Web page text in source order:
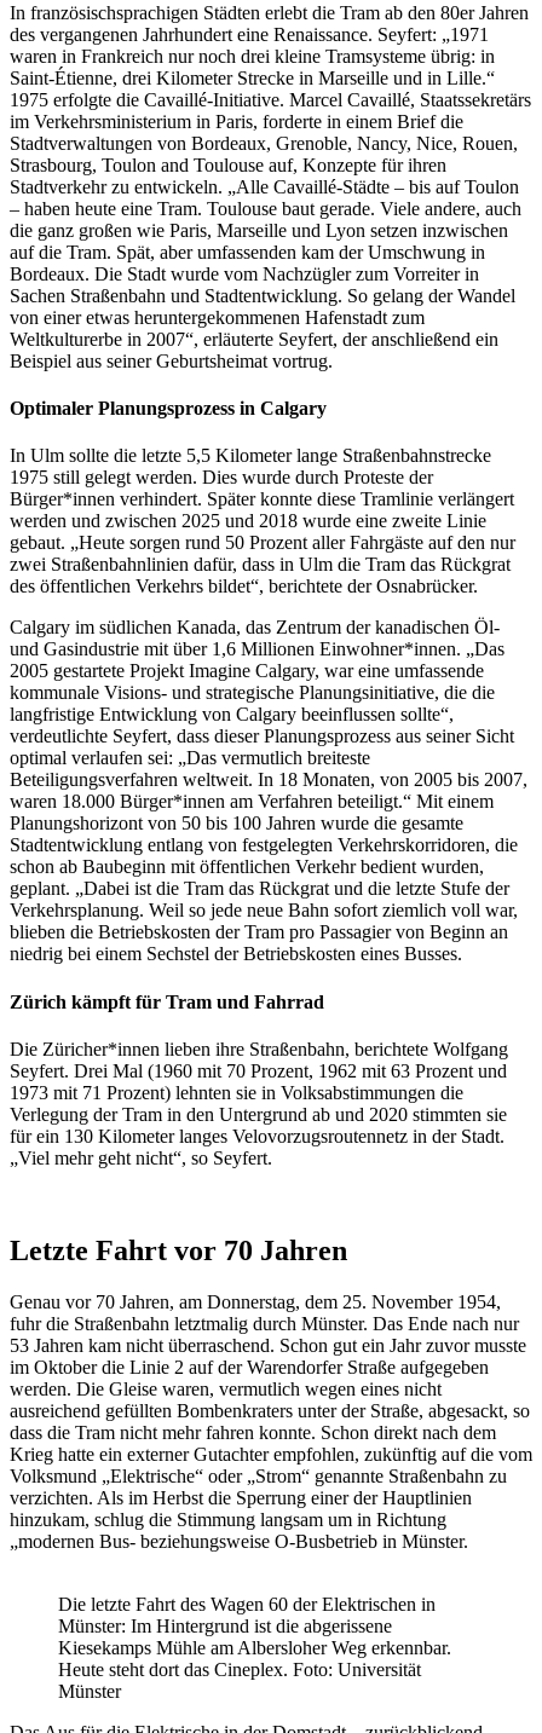
In französischsprachigen Städten erlebt die Tram ab den 80er Jahren
des vergangenen Jahrhundert eine Renaissance. Seyfert: „1971
waren in Frankreich nur noch drei kleine Tramsysteme übrig: in
Saint-Étienne, drei Kilometer Strecke in Marseille und in Lille.“
1975 erfolgte die Cavaillé-Initiative. Marcel Cavaillé, Staatssekretärs
im Verkehrsministerium in Paris, forderte in einem Brief die
Stadtverwaltungen von Bordeaux, Grenoble, Nancy, Nice, Rouen,
Strasbourg, Toulon and Toulouse auf, Konzepte für ihren
Stadtverkehr zu entwickeln. „Alle Cavaillé-Städte – bis auf Toulon
– haben heute eine Tram. Toulouse baut gerade. Viele andere, auch
die ganz großen wie Paris, Marseille und Lyon setzen inzwischen
auf die Tram. Spät, aber umfassenden kam der Umschwung in
Bordeaux. Die Stadt wurde vom Nachzügler zum Vorreiter in
Sachen Straßenbahn und Stadtentwicklung. So gelang der Wandel
von einer etwas heruntergekommenen Hafenstadt zum
Weltkulturerbe in 2007“, erläuterte Seyfert, der anschließend ein
Beispiel aus seiner Geburtsheimat vortrug.
Optimaler Planungsprozess in Calgary
In Ulm sollte die letzte 5,5 Kilometer lange Straßenbahnstrecke
1975 still gelegt werden. Dies wurde durch Proteste der
Bürger*innen verhindert. Später konnte diese Tramlinie verlängert
werden und zwischen 2025 und 2018 wurde eine zweite Linie
gebaut. „Heute sorgen rund 50 Prozent aller Fahrgäste auf den nur
zwei Straßenbahnlinien dafür, dass in Ulm die Tram das Rückgrat
des öffentlichen Verkehrs bildet“, berichtete der Osnabrücker.
Calgary im südlichen Kanada, das Zentrum der kanadischen Öl-
und Gasindustrie mit über 1,6 Millionen Einwohner*innen. „Das
2005 gestartete Projekt Imagine Calgary, war eine umfassende
kommunale Visions- und strategische Planungsinitiative, die die
langfristige Entwicklung von Calgary beeinflussen sollte“,
verdeutlichte Seyfert, dass dieser Planungsprozess aus seiner Sicht
optimal verlaufen sei: „Das vermutlich breiteste
Beteiligungsverfahren weltweit. In 18 Monaten, von 2005 bis 2007,
waren 18.000 Bürger*innen am Verfahren beteiligt.“ Mit einem
Planungshorizont von 50 bis 100 Jahren wurde die gesamte
Stadtentwicklung entlang von festgelegten Verkehrskorridoren, die
schon ab Baubeginn mit öffentlichen Verkehr bedient wurden,
geplant. „Dabei ist die Tram das Rückgrat und die letzte Stufe der
Verkehrsplanung. Weil so jede neue Bahn sofort ziemlich voll war,
blieben die Betriebskosten der Tram pro Passagier von Beginn an
niedrig bei einem Sechstel der Betriebskosten eines Busses.
Zürich kämpft für Tram und Fahrrad
Die Züricher*innen lieben ihre Straßenbahn, berichtete Wolfgang
Seyfert. Drei Mal (1960 mit 70 Prozent, 1962 mit 63 Prozent und
1973 mit 71 Prozent) lehnten sie in Volksabstimmungen die
Verlegung der Tram in den Untergrund ab und 2020 stimmten sie
für ein 130 Kilometer langes Velovorzugsroutennetz in der Stadt.
„Viel mehr geht nicht“, so Seyfert.
Letzte Fahrt vor 70 Jahren
Genau vor 70 Jahren, am Donnerstag, dem 25. November 1954,
fuhr die Straßenbahn letztmalig durch Münster. Das Ende nach nur
53 Jahren kam nicht überraschend. Schon gut ein Jahr zuvor musste
im Oktober die Linie 2 auf der Warendorfer Straße aufgegeben
werden. Die Gleise waren, vermutlich wegen eines nicht
ausreichend gefüllten Bombenkraters unter der Straße, abgesackt, so
dass die Tram nicht mehr fahren konnte. Schon direkt nach dem
Krieg hatte ein externer Gutachter empfohlen, zukünftig auf die vom
Volksmund „Elektrische“ oder „Strom“ genannte Straßenbahn zu
verzichten. Als im Herbst die Sperrung einer der Hauptlinien
hinzukam, schlug die Stimmung langsam um in Richtung
„modernen Bus- beziehungsweise O-Busbetrieb in Münster.
Die letzte Fahrt des Wagen 60 der Elektrischen in
Münster: Im Hintergrund ist die abgerissene
Kiesekamps Mühle am Albersloher Weg erkennbar.
Heute steht dort das Cineplex. Foto: Universität
Münster